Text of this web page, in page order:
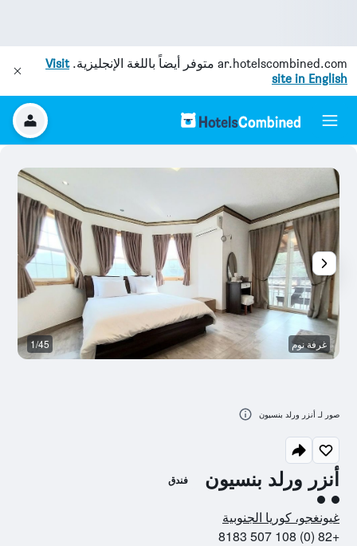
ar.hotelscombined.com متوفر أيضاً باللغة الإنجليزية.Visit
site in English
أنزر ورلد بنسيون فندق
تقييم فئة 2
غيونغجو، كوريا الجنوبية
+82 (0) 108 507 8183
غرفة نوم 1/45
صور لـ أنزر ورلد بنسيون